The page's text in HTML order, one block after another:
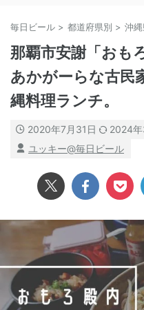
毎日ビール > 都道府県別 > 沖縄
那覇市安謝「おも
あかがーらな古民
縄料理ランチ。
2020年7月31日
2024
ユッキー@毎日ビール